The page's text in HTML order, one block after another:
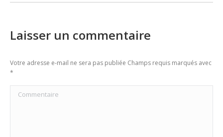
Laisser un commentaire
Votre adresse e-mail ne sera pas publiée Champs requis marqués avec
*
Commentaire